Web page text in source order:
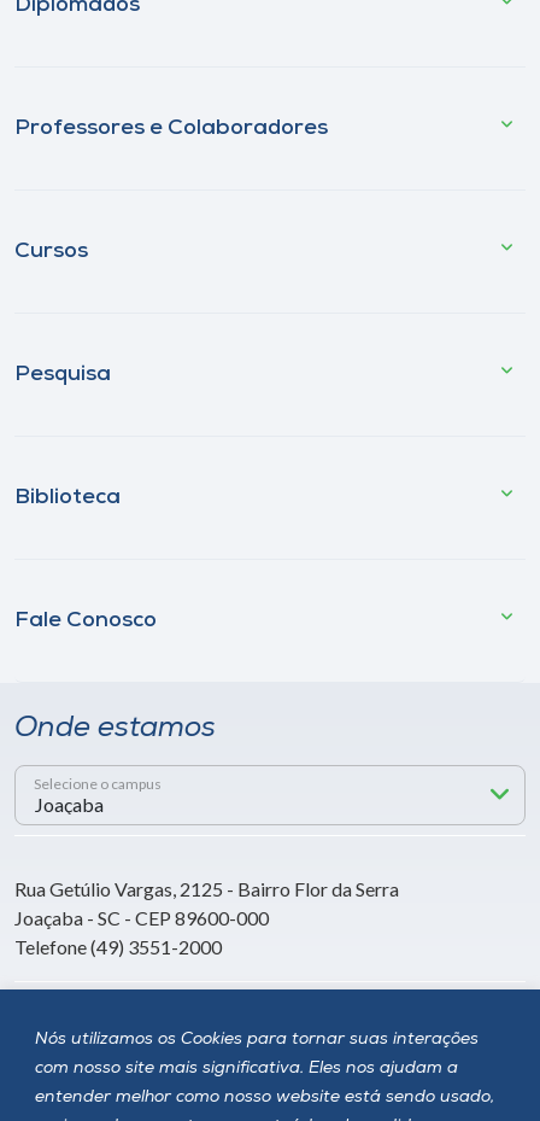
Nós utilizamos os Cookies para tornar suas interações
com nosso site mais significativa. Eles nos ajudam a
entender melhor como nosso website está sendo usado,
Diplomados
Professores e Colaboradores
Cursos
Pesquisa
Biblioteca
Fale Conosco
Onde estamos
Selecione o campus
Rua Getúlio Vargas, 2125 - Bairro Flor da Serra
Joaçaba - SC - CEP 89600-000
Telefone (49) 3551-2000
Siga a Unoesc